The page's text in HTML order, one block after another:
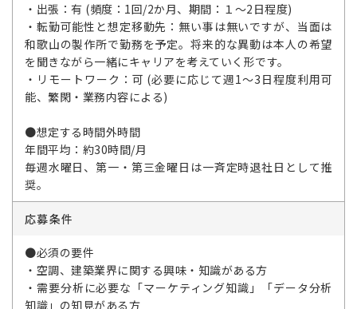
・出張：有 (頻度：1回/2か月、期間：１～2日程度)
・転勤可能性と想定移動先：無い事は無いですが、当面は
和歌山の製作所で勤務を予定。将来的な異動は本人の希望
を聞きながら一緒にキャリアを考えていく形です。
・リモートワーク：可 (必要に応じて週1～3日程度利用可
能、繁閑・業務内容による)
●想定する時間外時間
年間平均：約30時間/月
毎週水曜日、第一・第三金曜日は一斉定時退社日として推
奨。
応募条件
●必須の要件
・空調、建築業界に関する興味・知識がある方
・需要分析に必要な「マーケティング知識」「データ分析
知識」の知見がある方